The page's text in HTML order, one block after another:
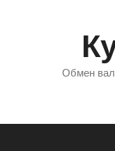
Обмен